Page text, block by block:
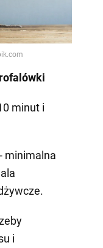
minut i
minimalna
i